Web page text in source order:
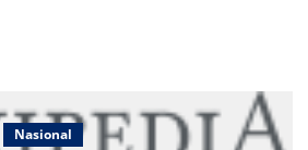
Nasional